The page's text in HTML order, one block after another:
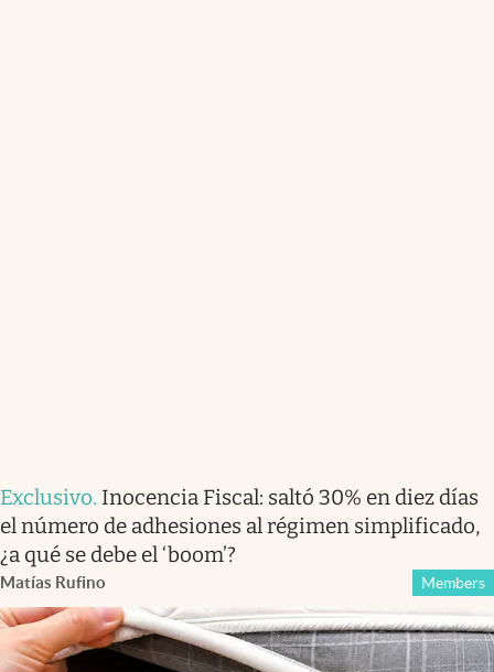
Exclusivo. Inocencia Fiscal: saltó 30% en diez días
el número de adhesiones al régimen simplificado,
¿a qué se debe el ‘boom’?
Matías Rufino Members